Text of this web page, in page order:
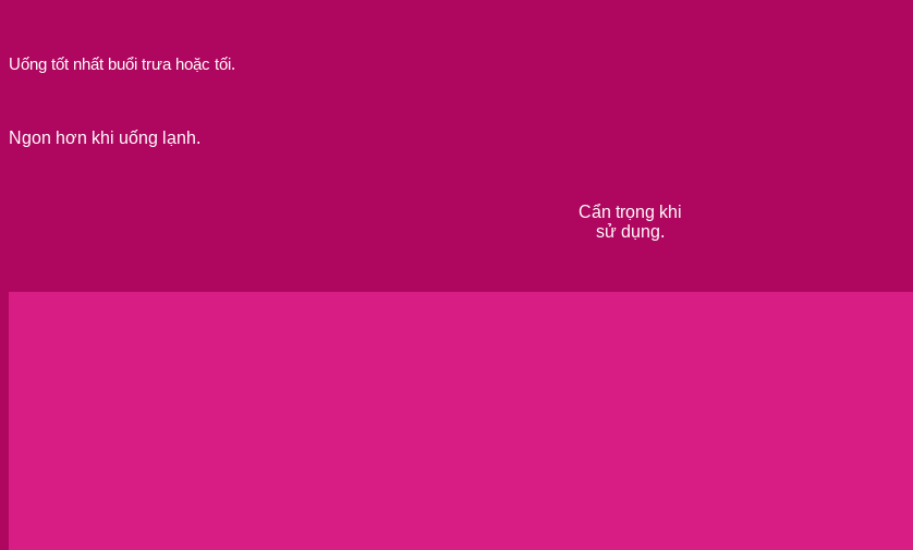
Uống tốt nhất buổi trưa hoặc tối.
Ngon hơn khi uống lạnh.
Cẩn trọng khi
sử dụng.